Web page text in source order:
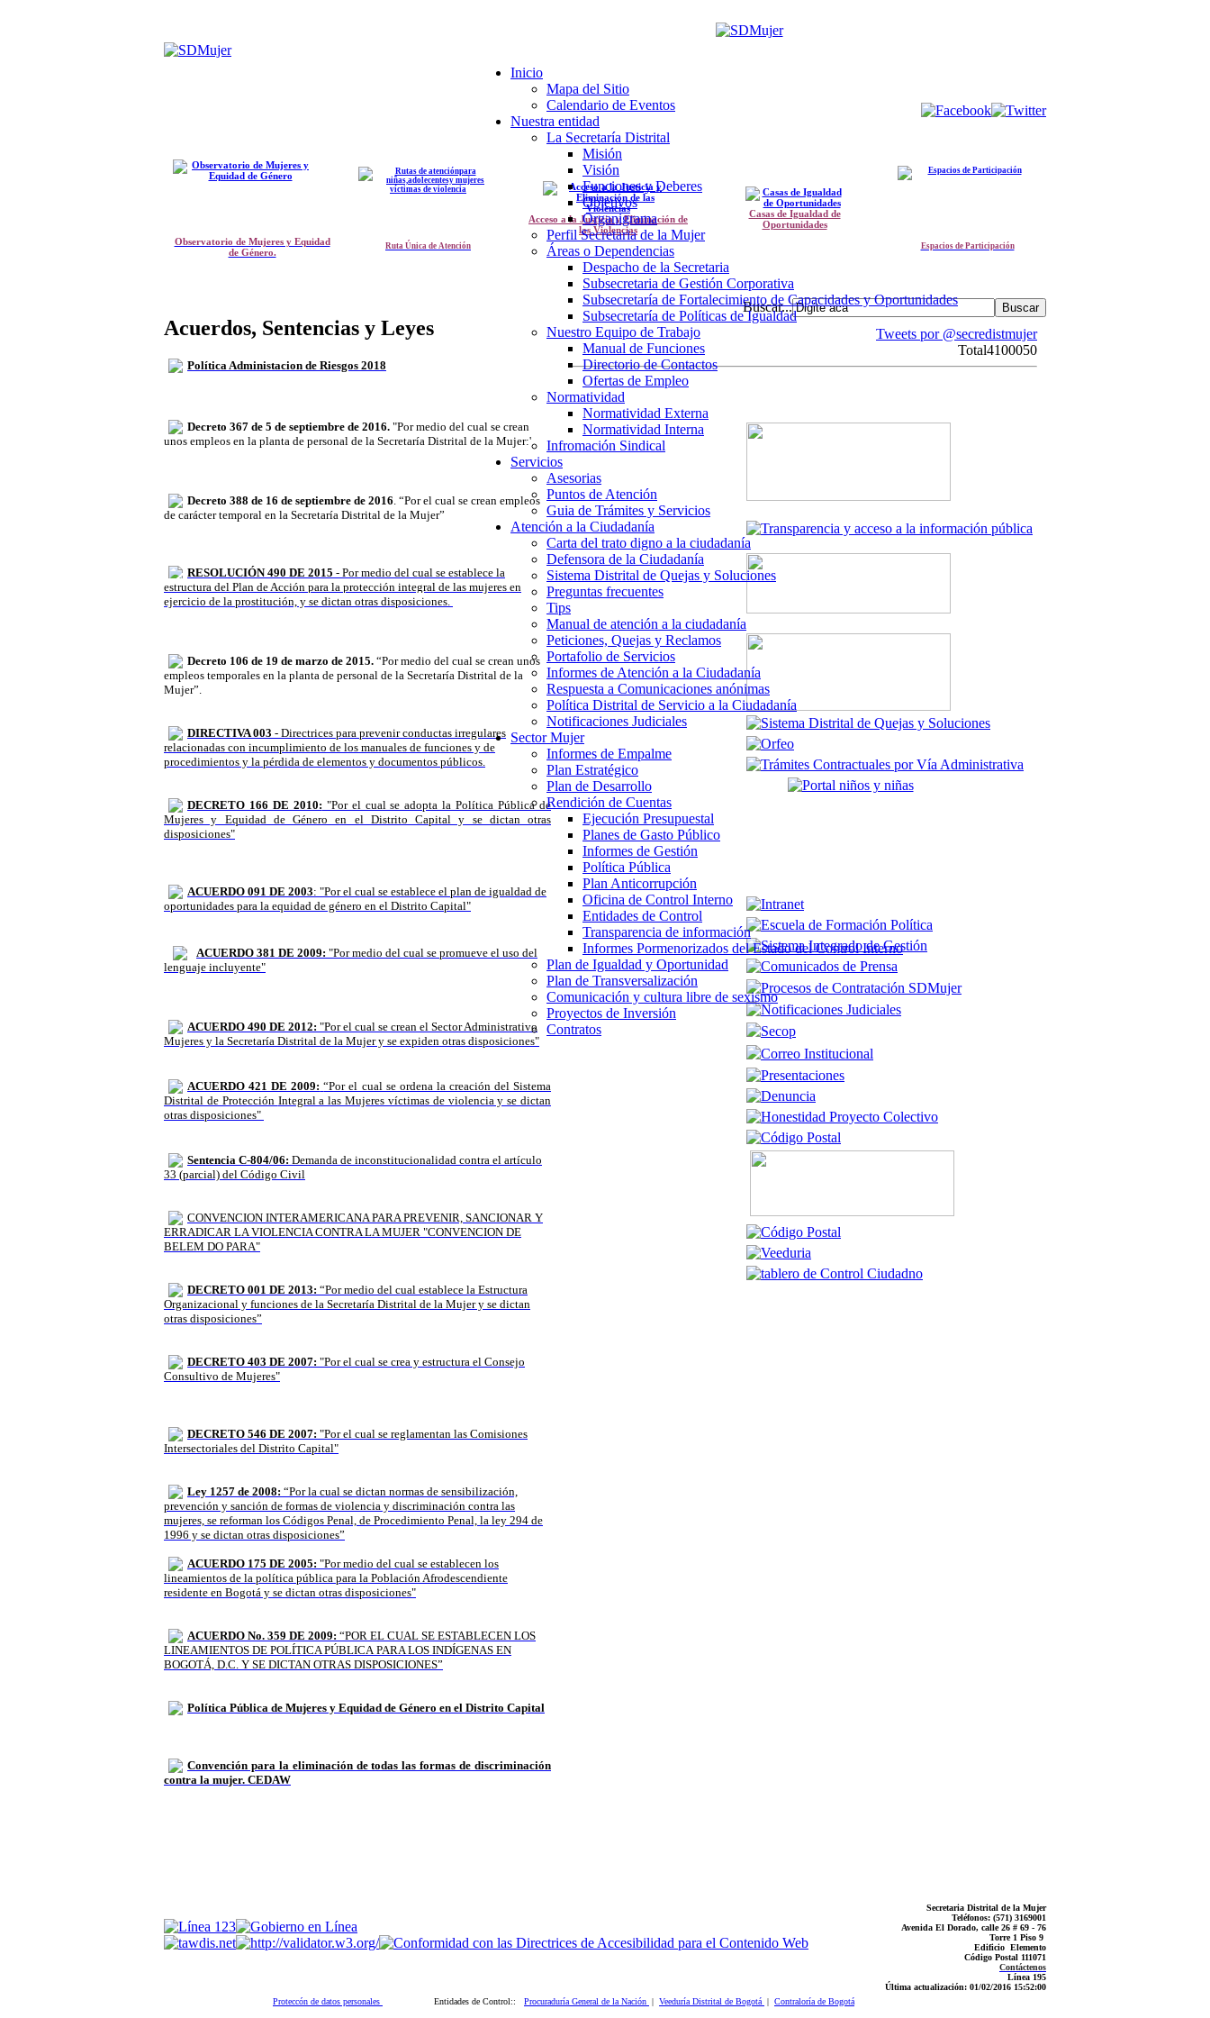
Inicio
Mapa del Sitio
Calendario de Eventos
Nuestra entidad
La Secretaría Distrital
Misión
Visión
Funciones y Deberes
Objetivos
Organigrama
Perfil Secretaria de la Mujer
Áreas o Dependencias
Despacho de la Secretaria
Subsecretaria de Gestión Corporativa
Subsecretaría de Fortalecimiento de Capacidades y Oportunidades
Subsecretaría de Políticas de Igualdad
Nuestro Equipo de Trabajo
Manual de Funciones
Directorio de Contactos
Ofertas de Empleo
Normatividad
Normatividad Externa
Normatividad Interna
Infromación Sindical
Servicios
Asesorias
Puntos de Atención
Guia de Trámites y Servicios
Atención a la Ciudadanía
Carta del trato digno a la ciudadanía
Defensora de la Ciudadanía
Sistema Distrital de Quejas y Soluciones
Preguntas frecuentes
Tips
Manual de atención a la ciudadanía
Peticiones, Quejas y Reclamos
Portafolio de Servicios
Informes de Atención a la Ciudadanía
Respuesta a Comunicaciones anónimas
Política Distrital de Servicio a la Ciudadanía
Notificaciones Judiciales
Sector Mujer
Informes de Empalme
Plan Estratégico
Plan de Desarrollo
Rendición de Cuentas
Ejecución Presupuestal
Planes de Gasto Público
Informes de Gestión
Política Pública
Plan Anticorrupción
Oficina de Control Interno
Entidades de Control
Transparencia de información
Informes Pormenorizados del Estado del Control Interno
Plan de Igualdad y Oportunidad
Plan de Transversalización
Comunicación y cultura libre de sexismo
Proyectos de Inversión
Contratos
Observatorio de Mujeres y Equidad
de Género.
Ruta Única de Atención
Acceso a la Justicia y Eliminación de
las Violencias
Casas de Igualdad de
Oportunidades
Espacios de Participación
Acuerdos, Sentencias y Leyes
Política Administacion de Riesgos 2018
Decreto 367 de 5 de septiembre de 2016. "Por medio del cual se crean
unos empleos en la planta de personal de la Secretaría Distrital de la Mujer:'
Decreto 388 de 16 de septiembre de 2016 “Por el cual se crean empleos
de carácter temporal en la Secretaría Distrital de la Mujer”
RESOLUCIÓN 490 DE 2015 - Por medio del cual se establece la
estructura del Plan de Acción para la protección integral de las mujeres en
ejercicio de la prostitución, y se dictan otras disposiciones.
Decreto 106 de 19 de marzo de 2015. “Por medio del cual se crean unos
empleos temporales en la planta de personal de la Secretaría Distrital de la
Mujer”
DIRECTIVA 003 - Directrices para prevenir conductas irregulares
relacionadas con incumplimiento de los manuales de funciones y de
procedimientos y la pérdida de elementos y documentos públicos.
DECRETO 166 DE 2010: "Por el cual se adopta la Política Pública de
Mujeres y Equidad de Género en el Distrito Capital y se dictan otras
disposiciones"
ACUERDO 091 DE 2003: "Por el cual se establece el plan de igualdad de
oportunidades para la equidad de género en el Distrito Capital"
ACUERDO 381 DE 2009: "Por medio del cual se promueve el uso del
lenguaje incluyente"
ACUERDO 490 DE 2012: "Por el cual se crean el Sector Administrativo
Mujeres y la Secretaría Distrital de la Mujer y se expiden otras disposiciones"
ACUERDO 421 DE 2009: “Por el cual se ordena la creación del Sistema
Distrital de Protección Integral a las Mujeres víctimas de violencia y se dictan
otras disposiciones"
Sentencia C-804/06: Demanda de inconstitucionalidad contra el artículo
33 (parcial) del Código Civil
CONVENCION INTERAMERICANA PARA PREVENIR, SANCIONAR Y
ERRADICAR LA VIOLENCIA CONTRA LA MUJER "CONVENCION DE
BELEM DO PARA"
DECRETO 001 DE 2013: “Por medio del cual establece la Estructura
Organizacional y funciones de la Secretaría Distrital de la Mujer y se dictan
otras disposiciones”
DECRETO 403 DE 2007: "Por el cual se crea y estructura el Consejo
Consultivo de Mujeres"
DECRETO 546 DE 2007: "Por el cual se reglamentan las Comisiones
Intersectoriales del Distrito Capital"
Ley 1257 de 2008: “Por la cual se dictan normas de sensibilización,
prevención y sanción de formas de violencia y discriminación contra las
mujeres, se reforman los Códigos Penal, de Procedimiento Penal, la ley 294 de
1996 y se dictan otras disposiciones”
ACUERDO 175 DE 2005: "Por medio del cual se establecen los
lineamientos de la política pública para la Población Afrodescendiente
residente en Bogotá y se dictan otras disposiciones"
ACUERDO No. 359 DE 2009: “POR EL CUAL SE ESTABLECEN LOS
LINEAMIENTOS DE POLÍTICA PÚBLICA PARA LOS INDÍGENAS EN
BOGOTÁ, D.C. Y SE DICTAN OTRAS DISPOSICIONES”
Política Pública de Mujeres y Equidad de Género en el Distrito Capital
Convención para la eliminación de todas las formas de discriminación
contra la mujer. CEDAW
Buscar...
Tweets por @secredistmujer
Total4100050
Proteccón de datos personales Entidades de Control:: Procuraduría General de la Nación | Veeduría Distrital de Bogotá | Contraloría de Bogotá
Secretaria Distrital de la Mujer
Teléfonos: (571) 3169001
Avenida El Dorado, calle 26 # 69 - 76
Torre 1 Piso 9
Edificio Elemento
Código Postal 111071
Contáctenos
Línea 195
Última actualización: 01/02/2016 15:52:00